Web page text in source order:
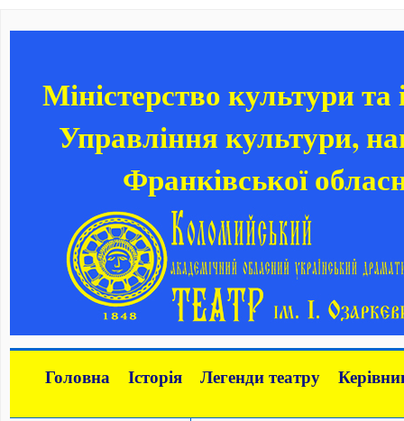
Міністерство культури
Управління культури,
Франківської
Головна Історія Легенди театру